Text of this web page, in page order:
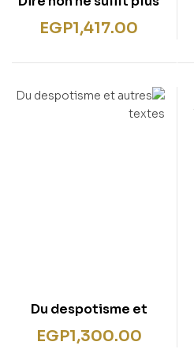
EGP1,417.00
Du despotisme et
autres textes
EGP1,300.00